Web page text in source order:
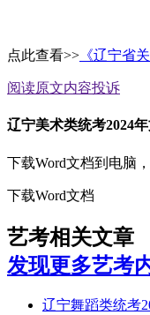
点此查看>> 《辽宁省
阅读原文内容投诉
辽宁美术类统考2024
下载Word文档到电脑
下载Word文档
艺考相关文章
发现更多艺考
辽宁舞蹈类统考